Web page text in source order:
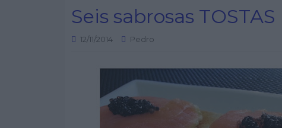
Seis sabrosas TOSTAS
12/11/2014 Pedro